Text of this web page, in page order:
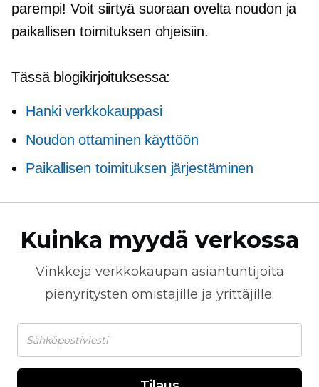
parempi! Voit siirtyä suoraan ovelta noudon ja
paikallisen toimituksen ohjeisiin.
Tässä blogikirjoituksessa:
Hanki verkkokauppasi
Noudon ottaminen käyttöön
Paikallisen toimituksen järjestäminen
Kuinka myydä verkossa
Vinkkejä verkkokaupan asiantuntijoita
pienyritysten omistajille ja yrittäjille.